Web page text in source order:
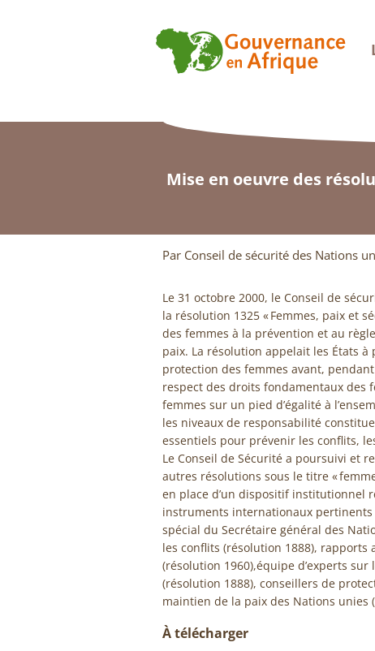
Mise en oeuvre des
Par Conseil de sécurité des Nations
Le 31 octobre 2000, le Conseil de
la résolution 1325 « Femmes, paix et
des femmes à la prévention et au
paix. La résolution appelait les États
protection des femmes avant,
respect des droits fondamentaux des
femmes sur un pied d’égalité à
les niveaux de responsabilité
essentiels pour prévenir les conflits,
Le Conseil de Sécurité a poursuivi et
autres résolutions sous le titre «
en place d’un dispositif institutionnel
instruments internationaux pertinents
spécial du Secrétaire général des
les conflits (résolution 1888), rapports
(résolution 1960),équipe d’experts
(résolution 1888), conseillers de
maintien de la paix des Nations unies
À télécharger